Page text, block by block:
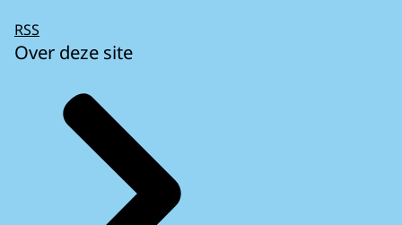
RSS
Over deze site